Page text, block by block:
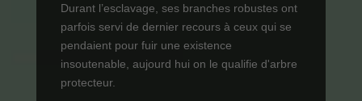
Durant l’esclavage, ses branches robustes ont
parfois servi de dernier recours à ceux qui se
pendaient pour fuir une existence
insoutenable, aujourd hui on le qualifie d'arbre
protecteur.